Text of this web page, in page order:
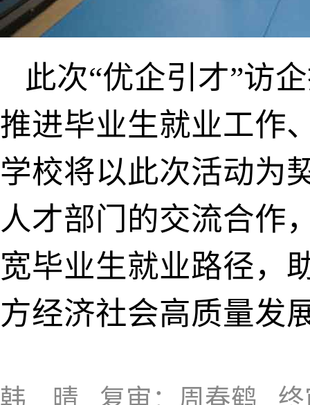
此次“优企引才”访
推进毕业生就业工作
学校将以此次活动为
人才部门的交流合作
宽毕业生就业路径，
方经济社会高质量发
韩 晴 复审：周春鹤